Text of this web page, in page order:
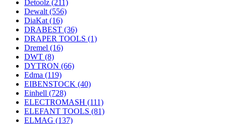
Detoolz (211)
Dewalt (556)
DiaKat (16)
DRABEST (36)
DRAPER TOOLS (1)
Dremel (16)
DWT (8)
DYTRON (66)
Edma (119)
EIBENSTOCK (40)
Einhell (728)
ELECTROMASH (111)
ELEFANT TOOLS (81)
ELMAG (137)